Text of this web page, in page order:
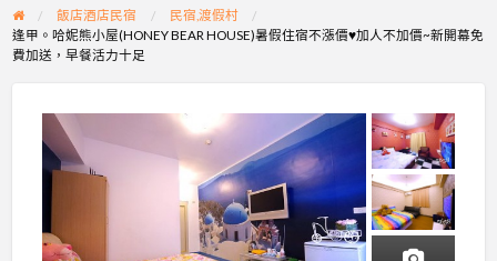
飯店酒店民宿
民宿,渡假村
逢甲。哈妮熊小屋(HONEY BEAR HOUSE)暑假住宿不漲價♥加人不加價~新開幕免
費加送，早餐活力十足